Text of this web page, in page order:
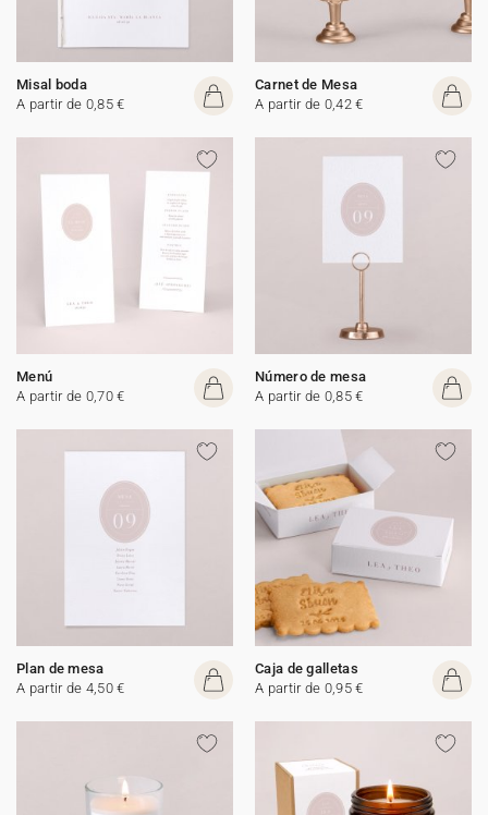
Misal boda
A partir de 0,85 €
Carnet de Mesa
A partir de 0,42 €
Menú
A partir de 0,70 €
Número de mesa
A partir de 0,85 €
Plan de mesa
A partir de 4,50 €
Caja de galletas
A partir de 0,95 €